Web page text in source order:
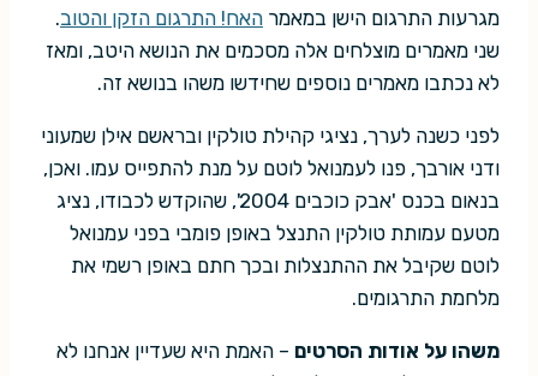
מגרעות התרגום הישן במאמר האח! התרגום הזקן והטוב.
שני מאמרים מוצלחים אלה מסכמים את הנושא היטב, ומאז
לא נכתבו מאמרים נוספים שחידשו משהו בנושא זה.
לפני כשנה לערך, נציגי קהילת טולקין ובראשם אילן שמעוני
ודני אורבך, פנו לעמנואל לוטם על מנת להתפייס עמו. ואכן,
בנאום בכנס 'אבק כוכבים 2004', שהוקדש לכבודו, נציג
מטעם עמותת טולקין התנצל באופן פומבי בפני עמנואל
לוטם שקיבל את ההתנצלות ובכך חתם באופן רשמי את
מלחמת התרגומים.
משהו על אודות הסרטים – האמת היא שעדיין אנחנו לא